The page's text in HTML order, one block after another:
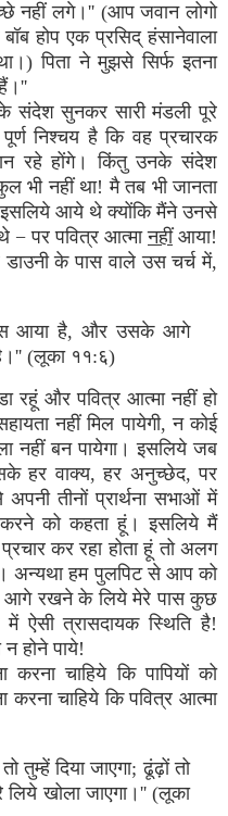
नहीं लगे।'' (आप जवान लोगो
होप एक प्रसिद् हंसानेवाला
पिता ने मुझसे सिर्फ इतना
के संदेश सुनकर सारी मंडली पूरे
निश्चय है कि वह प्रचारक
रहे होंगे। किंतु उनके संदेश
भी नहीं था! मै तब भी जानता
इसलिये आये थे क्योंकि मैंने उनसे
− पर पवित्र आत्मानहींआया!
के पास वाले उस चर्च में,
आया है, और उसके आगे
(लूका ११:६)
रहूं और पवित्र आत्मा नहीं हो
नहीं मिल पायेगी, न कोई
नहीं बन पायेगा। इसलिये जब
हर वाक्य, हर अनुच्छेद, पर
तीनों प्रार्थना सभाओं में
करने को कहता हूं। इसलिये मैं
कर रहा होता हूं तो अलग
अन्यथा हम पुलपिट से आप को
आगे रखने के लिये मेरे पास कुछ
ऐसी त्रासदायक स्थिति है!
न होने पाये!
करना चाहिये कि पापियों को
करना चाहिये कि पवित्र आत्मा
तुम्हें दिया जाएगा; ढूंढ़ों तो
खोला जाएगा।'' (लूका